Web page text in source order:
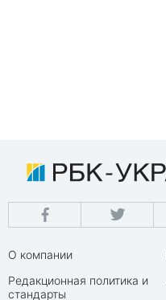
О компании
Редакционная политика и
стандарты